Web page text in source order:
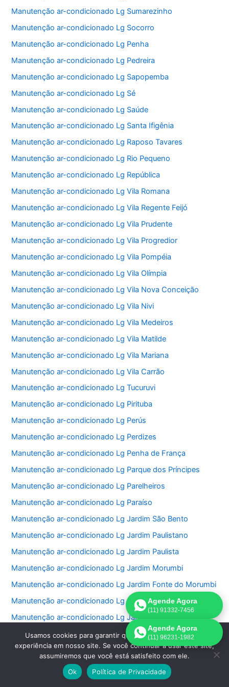
Manutenção ar-condicionado Lg Sumarezinho
Manutenção ar-condicionado Lg Socorro
Manutenção ar-condicionado Lg Penha
Manutenção ar-condicionado Lg Pedreira
Manutenção ar-condicionado Lg Sapopemba
Manutenção ar-condicionado Lg Sé
Manutenção ar-condicionado Lg Saúde
Manutenção ar-condicionado Lg Santa Ifigênia
Manutenção ar-condicionado Lg Raposo Tavares
Manutenção ar-condicionado Lg Rio Pequeno
Manutenção ar-condicionado Lg República
Manutenção ar-condicionado Lg Vila Romana
Manutenção ar-condicionado Lg Vila Regente Feijó
Manutenção ar-condicionado Lg Vila Prudente
Manutenção ar-condicionado Lg Vila Progredior
Manutenção ar-condicionado Lg Vila Pompéia
Manutenção ar-condicionado Lg Vila Olímpia
Manutenção ar-condicionado Lg Vila Nova Conceição
Manutenção ar-condicionado Lg Vila Nivi
Manutenção ar-condicionado Lg Vila Medeiros
Manutenção ar-condicionado Lg Vila Matilde
Manutenção ar-condicionado Lg Vila Mariana
Manutenção ar-condicionado Lg Vila Carrão
Manutenção ar-condicionado Lg Tucuruvi
Manutenção ar-condicionado Lg Pirituba
Manutenção ar-condicionado Lg Perús
Manutenção ar-condicionado Lg Perdizes
Manutenção ar-condicionado Lg Penha de França
Manutenção ar-condicionado Lg Parque dos Príncipes
Manutenção ar-condicionado Lg Parelheiros
Manutenção ar-condicionado Lg Paraíso
Manutenção ar-condicionado Lg Jardim São Bento
Manutenção ar-condicionado Lg Jardim Paulistano
Manutenção ar-condicionado Lg Jardim Paulista
Manutenção ar-condicionado Lg Jardim Morumbi
Manutenção ar-condicionado Lg Jardim Fonte do Morumbi
Manutenção ar-condicionado Lg Jardim Europa
Manutenção ar-condicionado Lg Jardim das Perdizes
Manutenção ar-condicionado Lg Jardim das Acacias
Manutenção ar-condicionado Lg Jardim da Saúde
Manutenção ar-condicionado Lg Jardim Bonfiglioli
Agende Agora
(11) 91332-7456
Agende Agora
(11) 96231-1982
Usamos cookies para garantir que oferecemos a melhor
experiência em nosso site. Se você continuar a usar este site,
assumiremos que você está satisfeito com ele.
Ok
Política de Privacidade